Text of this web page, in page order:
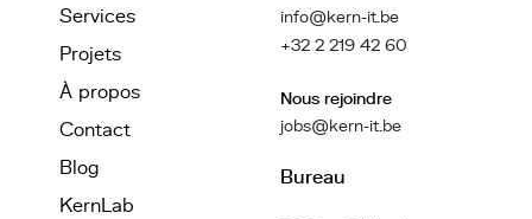
Services
Projets
À propos
Contact
Blog
KernLab
info@kern-it.be
+32 2 219 42 60
Nous rejoindre
jobs@kern-it.be
Bureau